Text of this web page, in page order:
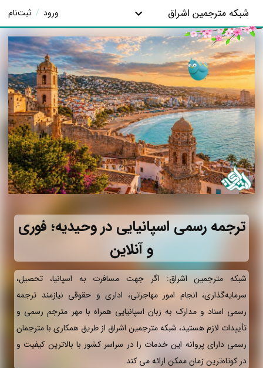
شبکه مترجمین اشراق ورود / ثبت‌نام
ترجمه رسمی اسپانیایی در وحیدیه؛ فوری
و آنلاین
شبکه مترجمین اشراق: اگر جهت مسافرت به اسپانیا، تحصیل،
سرمایه‌گذاری، انجام امور مهاجرتی، اداری و حقوقی نیازمند ترجمه
رسمی اسناد و مدارک به زبان اسپانیایی همراه با مهر مترجم رسمی و
تأییدات لازم هستید، شبکه مترجمین اشراق از طریق همکاری با مترجمان
رسمی دارای پروانه این خدمات را در سراسر کشور با بالاترین کیفیت و
در کوتاه‌ترین زمان ممکن ارائه می‌ کند.